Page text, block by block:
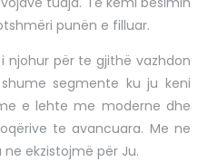
punën e filluar.
njohur për te gjithë vazhdon
segmente ku ju keni
e lehte me moderne dhe
te avancuara. Me ne
ekzistojmë për Ju.